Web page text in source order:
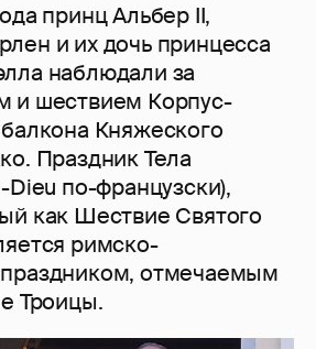
принц Альбер II,
и их дочь принцесса
наблюдали за
и шествием Корпус-
Княжеского
Праздник Тела
Dieu по-французски),
как Шествие Святого
римско-
отмечаемым
Троицы.